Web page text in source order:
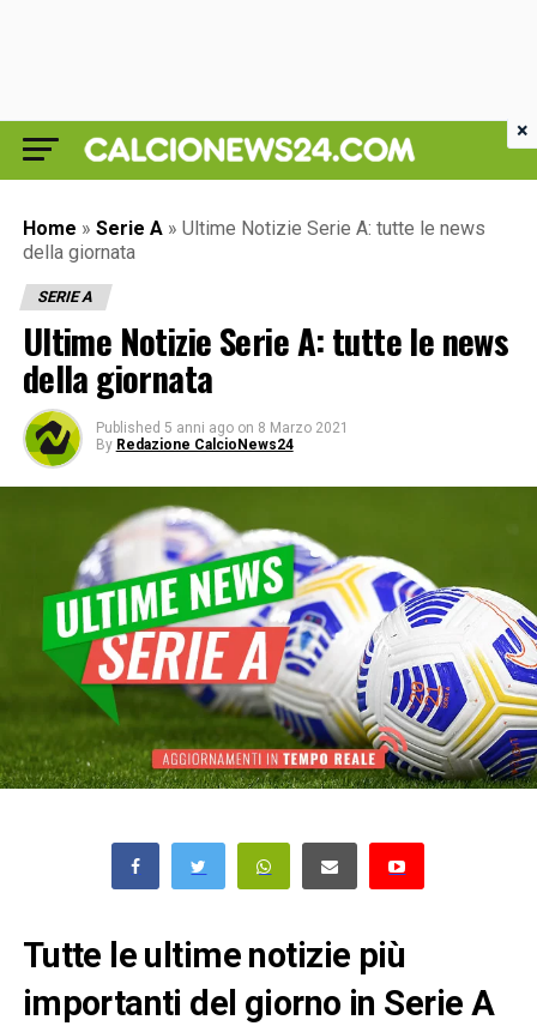
Home » Serie A » Ultime Notizie Serie A: tutte le news
della giornata
SERIE A
Ultime Notizie Serie A: tutte le news
della giornata
Published 5 anni ago on 8 Marzo 2021
By Redazione CalcioNews24
Tutte le ultime notizie più
importanti del giorno in Serie A
×